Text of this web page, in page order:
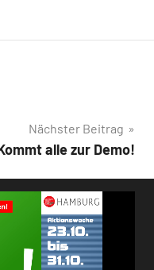
Nächster Beitrag
alle zur Demo!